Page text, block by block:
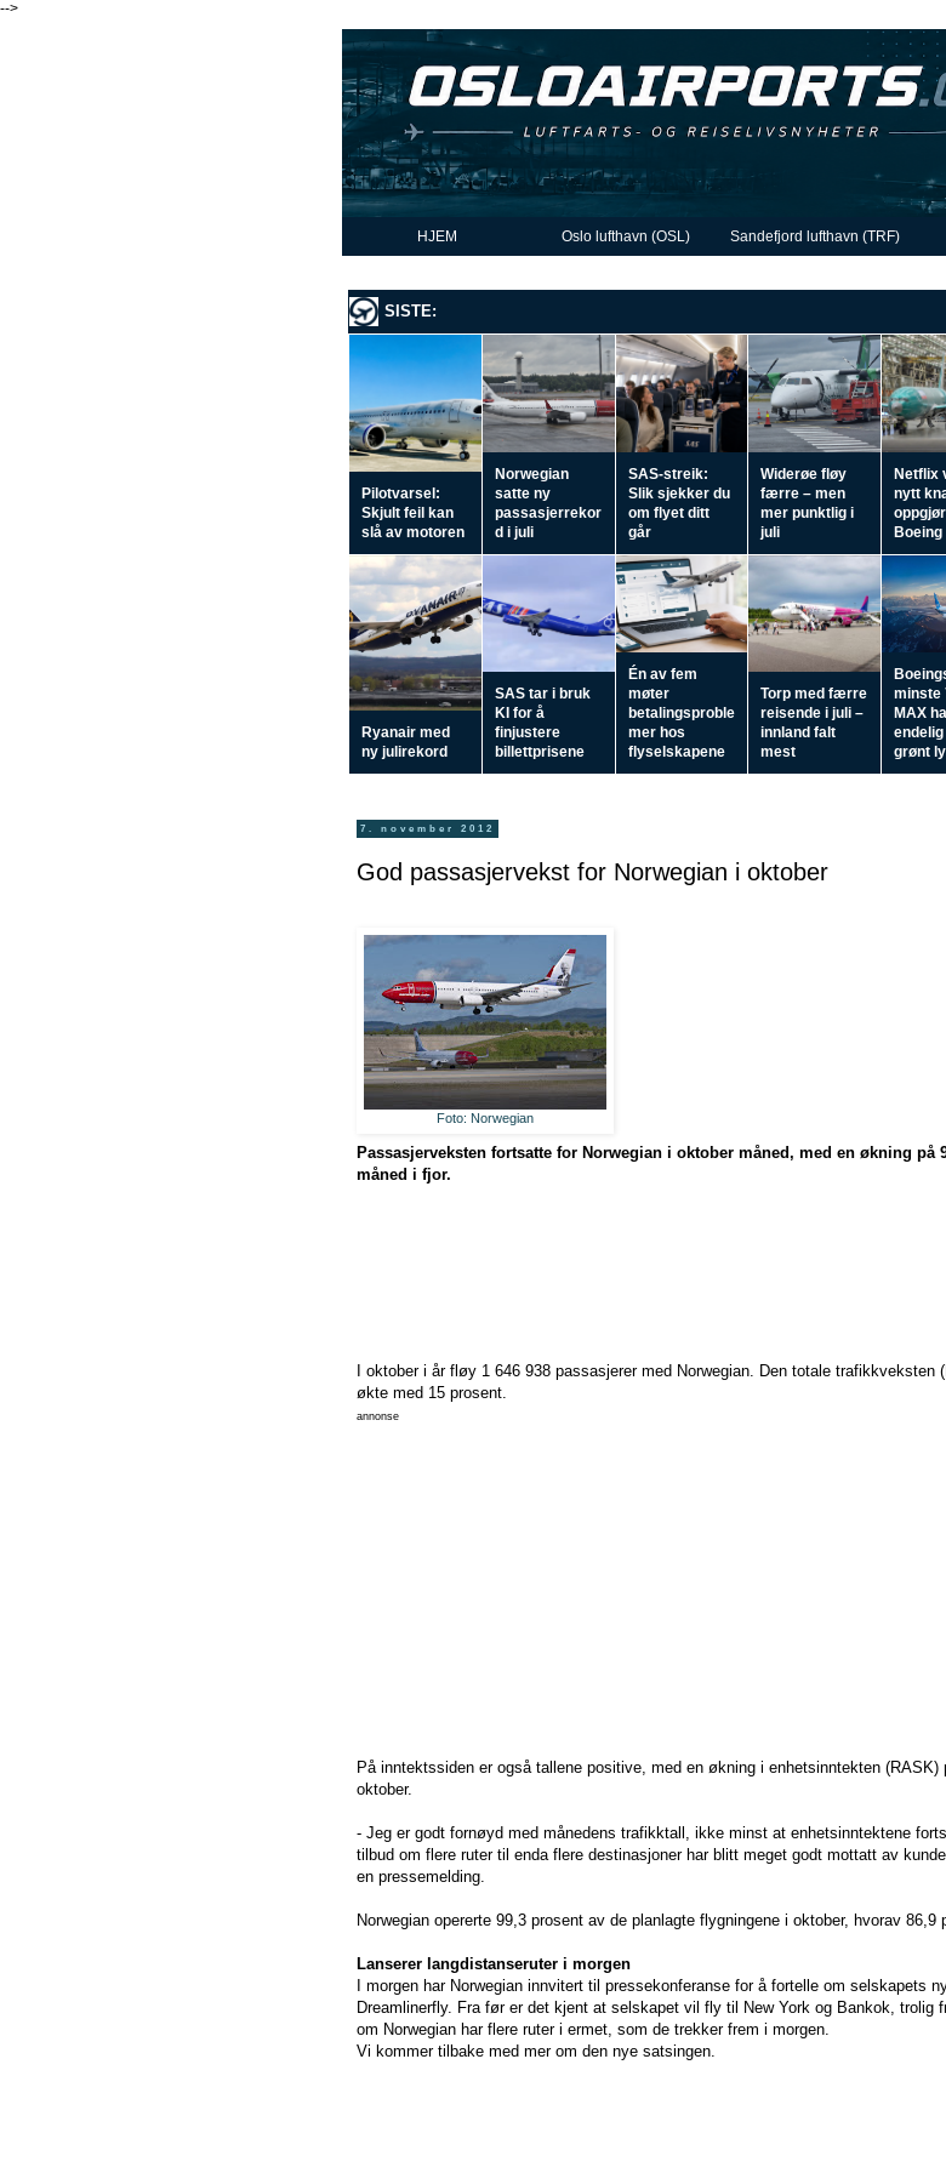
-->
HJEM Oslo lufthavn (OSL) Sandefjord lufthavn (TRF)
SISTE:
Pilotvarsel:
Skjult feil kan
slå av motoren
Norwegian
satte ny
passasjerrekor
d i juli
SAS-streik:
Slik sjekker du
om flyet ditt
går
Widerøe fløy
færre – men
mer punktlig i
juli
Netflix
nytt
Boeing
Ryanair med
ny julirekord
SAS tar i bruk
KI for å
finjustere
billettprisene
Én av fem
møter
betalingsproble
mer hos
flyselskapene
Torp med færre
reisende i juli –
innland falt
mest
minste
MAX
grønt
7. november 2012
God passasjervekst for Norwegian i oktober
Foto: Norwegian
Passasjerveksten fortsatte for Norwegian i oktober måned, med en økning på
måned i fjor.
I oktober i år fløy 1 646 938 passasjerer med Norwegian. Den totale
økte med 15 prosent.
annonse
På inntektssiden er også tallene positive, med en økning i enhetsinntekten
oktober.
- Jeg er godt fornøyd med månedens trafikktall, ikke minst at enhetsinntektene
tilbud om flere ruter til enda flere destinasjoner har blitt meget godt mottatt av
en pressemelding.
Norwegian opererte 99,3 prosent av de planlagte flygningene i oktober, hvorav 86,9
Lanserer langdistanseruter i morgen
I morgen har Norwegian innvitert til pressekonferanse for å fortelle om selskapets
Dreamlinerfly. Fra før er det kjent at selskapet vil fly til New York og Bankok, trolig
om Norwegian har flere ruter i ermet, som de trekker frem i morgen.
Vi kommer tilbake med mer om den nye satsingen.